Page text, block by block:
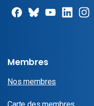
Membres
Nos membres